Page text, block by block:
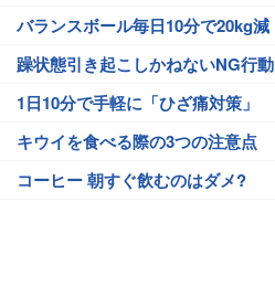
バランスボール毎日10分で20kg減
躁状態引き起こしかねないNG行動
1日10分で手軽に「ひざ痛対策」
キウイを食べる際の3つの注意点
コーヒー 朝すぐ飲むのはダメ?